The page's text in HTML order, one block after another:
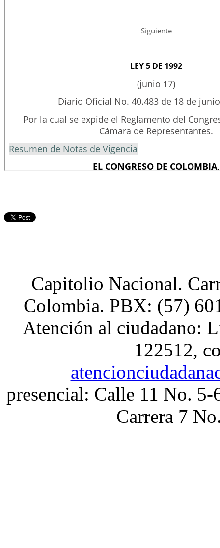
Capitolio Nacional.
Colombia. PBX: (57)
Atención al ciudadano:
122512,
presencial: Calle 11 No.
Carrera 7